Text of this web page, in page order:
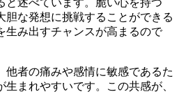
と述べています。脆い心を持つ
胆な発想に挑戦することができる
生み出すチャンスが高まるので
他者の痛みや感情に敏感であるた
まれやすいです。この共感が、